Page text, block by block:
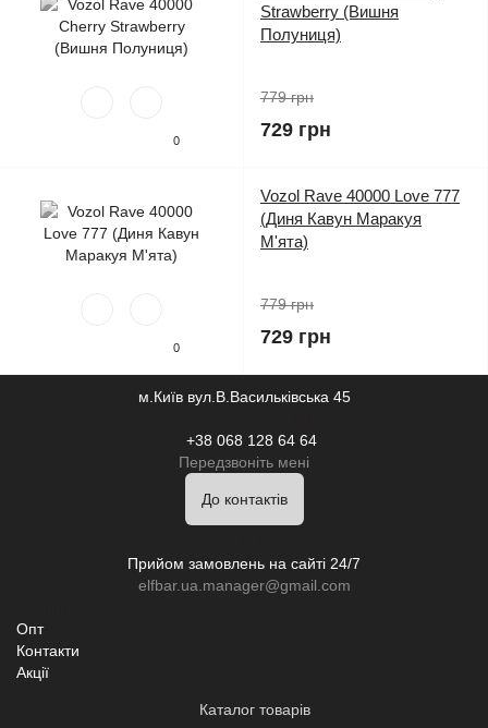
0
Strawberry (Вишня
Полуниця)
779 грн
729 грн
0
Vozol Rave 40000 Love 777
(Диня Кавун Маракуя
М'ята)
779 грн
729 грн
Наша адреса:
м.Київ вул.В.Васильківська 45
+38 068 128 64 64
Передзвоніть мені
До контактів
Прийом замовлень на сайті 24/7
elfbar.ua.manager@gmail.com
Опт
Контакти
Акції
Каталог товарів